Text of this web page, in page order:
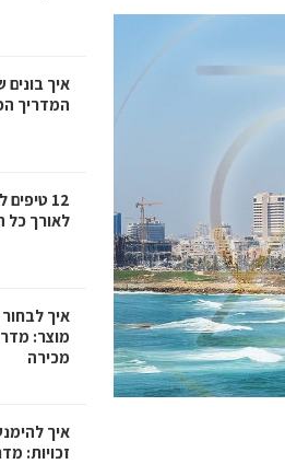
איך בונים
המדריך
12
לאורך כל
איך
מוצר:
מכירה
איך
זכויות: